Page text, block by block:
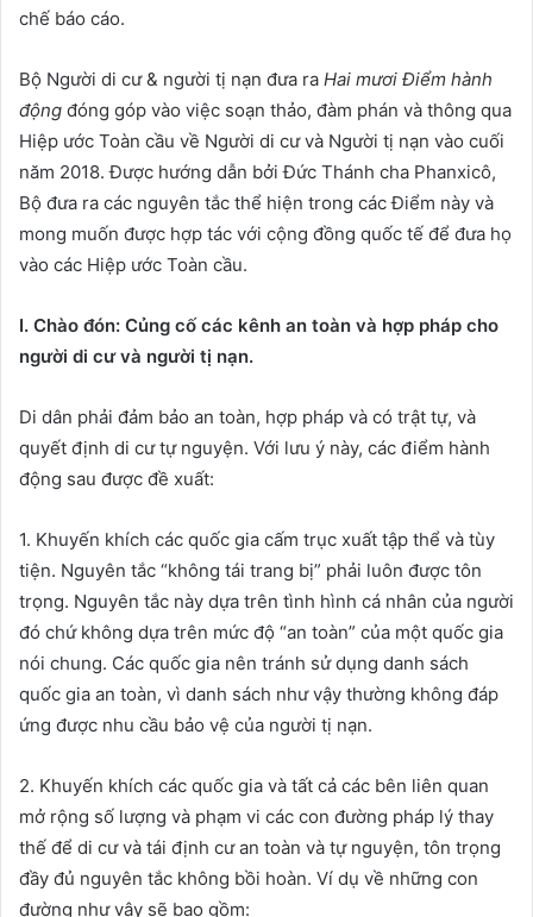
chế báo cáo.
Bộ Người di cư & người tị nạn đưa ra Hai mươi Điểm hành
động đóng góp vào việc soạn thảo, đàm phán và thông qua
Hiệp ước Toàn cầu về Người di cư và Người tị nạn vào cuối
năm 2018. Được hướng dẫn bởi Đức Thánh cha Phanxicô,
Bộ đưa ra các nguyên tắc thể hiện trong các Điểm này và
mong muốn được hợp tác với cộng đồng quốc tế để đưa họ
vào các Hiệp ước Toàn cầu.
I. Chào đón: Củng cố các kênh an toàn và hợp pháp cho
người di cư và người tị nạn.
Di dân phải đảm bảo an toàn, hợp pháp và có trật tự, và
quyết định di cư tự nguyện. Với lưu ý này, các điểm hành
động sau được đề xuất:
1. Khuyến khích các quốc gia cấm trục xuất tập thể và tùy
tiện. Nguyên tắc “không tái trang bị” phải luôn được tôn
trọng. Nguyên tắc này dựa trên tình hình cá nhân của người
đó chứ không dựa trên mức độ “an toàn” của một quốc gia
nói chung. Các quốc gia nên tránh sử dụng danh sách
quốc gia an toàn, vì danh sách như vậy thường không đáp
ứng được nhu cầu bảo vệ của người tị nạn.
2. Khuyến khích các quốc gia và tất cả các bên liên quan
mở rộng số lượng và phạm vi các con đường pháp lý thay
thế để di cư và tái định cư an toàn và tự nguyện, tôn trọng
đầy đủ nguyên tắc không bồi hoàn. Ví dụ về những con
đường như vậy sẽ bao gồm: